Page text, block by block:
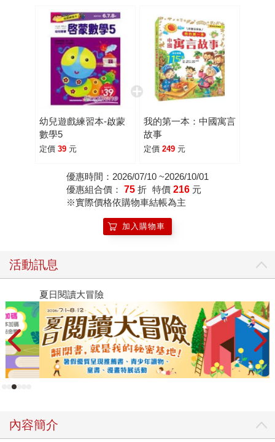
幼兒遊戲練習本-啟蒙
數學5
定價 39 元
我的第一本：中國寓言
故事
定價 249 元
優惠時間：2026/07/10 ~2026/10/01
優惠組合價： 75 折 特價 216 元
※實際價格依購物車結帳為主
加入購物車
活動訊息
夏日閱讀大冒險
內容簡介